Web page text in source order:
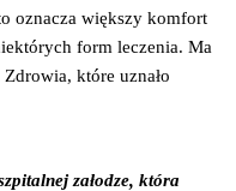
oznacza większy komfort
form leczenia. Ma
które uznało
załodze, która